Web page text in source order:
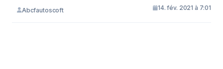
Abcfautoscoft 14. fév. 2021 à 7:01